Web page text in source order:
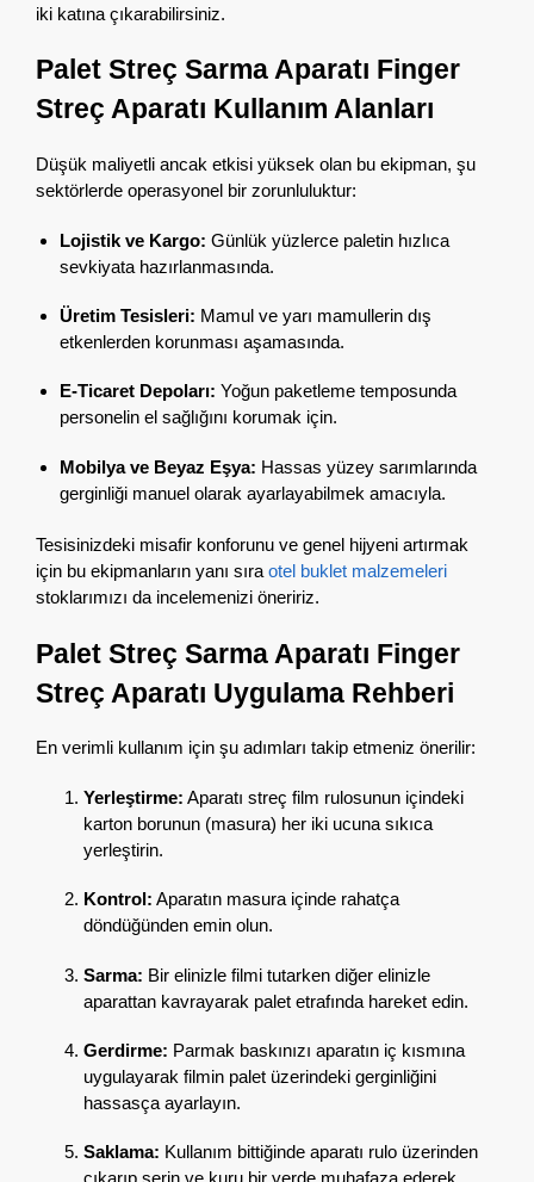
iki katına çıkarabilirsiniz.
Palet Streç Sarma Aparatı Finger
Streç Aparatı Kullanım Alanları
Düşük maliyetli ancak etkisi yüksek olan bu ekipman, şu
sektörlerde operasyonel bir zorunluluktur:
Lojistik ve Kargo: Günlük yüzlerce paletin hızlıca
sevkiyata hazırlanmasında.
Üretim Tesisleri: Mamul ve yarı mamullerin dış
etkenlerden korunması aşamasında.
E-Ticaret Depoları: Yoğun paketleme temposunda
personelin el sağlığını korumak için.
Mobilya ve Beyaz Eşya: Hassas yüzey sarımlarında
gerginliği manuel olarak ayarlayabilmek amacıyla.
Tesisinizdeki misafir konforunu ve genel hijyeni artırmak
için bu ekipmanların yanı sıra otel buklet malzemeleri
stoklarımızı da incelemenizi öneririz.
Palet Streç Sarma Aparatı Finger
Streç Aparatı Uygulama Rehberi
En verimli kullanım için şu adımları takip etmeniz önerilir:
Yerleştirme: Aparatı streç film rulosunun içindeki
karton borunun (masura) her iki ucuna sıkıca
yerleştirin.
Kontrol: Aparatın masura içinde rahatça
döndüğünden emin olun.
Sarma: Bir elinizle filmi tutarken diğer elinizle
aparattan kavrayarak palet etrafında hareket edin.
Gerdirme: Parmak baskınızı aparatın iç kısmına
uygulayarak filmin palet üzerindeki gerginliğini
hassasça ayarlayın.
Saklama: Kullanım bittiğinde aparatı rulo üzerinden